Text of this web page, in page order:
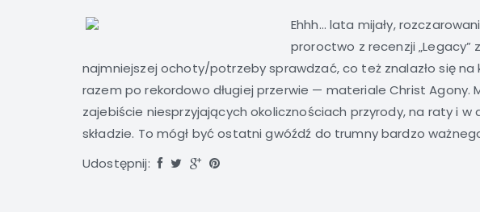
Ehhh… lata mijały,
proroctwo z recenzji „Legacy”
najmniejszej ochoty/potrzeby sprawdzać, co też znalazło się
razem po rekordowo długiej przerwie — materiale Christ Agony.
zajebiście niesprzyjających okolicznościach przyrody, na raty i
składzie. To mógł być ostatni gwóźdź do trumny bardzo
Udostępnij: